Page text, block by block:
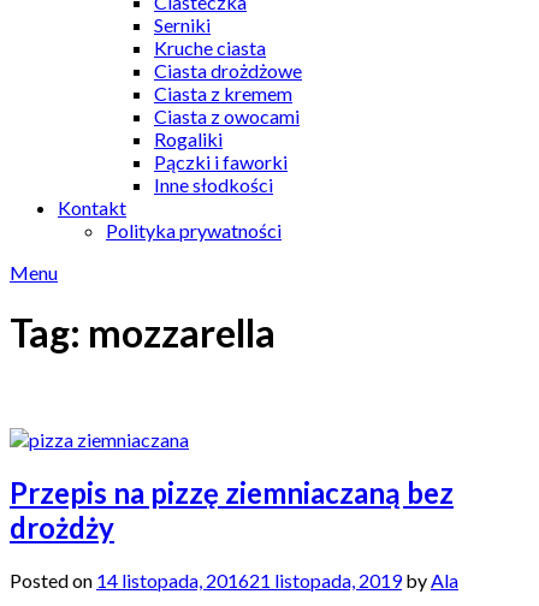
Serniki
Kruche ciasta
Ciasta drożdżowe
Ciasta z kremem
Ciasta z owocami
Rogaliki
Pączki i faworki
Inne słodkości
Kontakt
Polityka prywatności
Menu
Tag: mozzarella
Przepis na pizzę ziemniaczaną bez
drożdży
Posted on 14 listopada, 201621 listopada, 2019by Ala